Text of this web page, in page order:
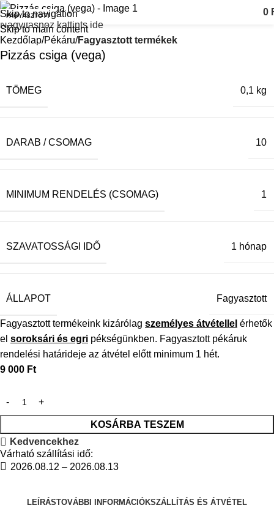
Skip to navigation
Skip to main content
0
FAGYASZTOTT
Nagyításhoz kattints ide
Kezdőlap Pékáru Fagyasztott termékek
Pizzás csiga (vega)
TÖMEG 0,1 kg
DARAB / CSOMAG 10
MINIMUM RENDELÉS (CSOMAG) 1
SZAVATOSSÁGI IDŐ 1 hónap
ÁLLAPOT Fagyasztott
Fagyasztott termékeink kizárólag személyes átvétellel érhetők
el soroksári és egri pékségünkben. Fagyasztott pékáruk
rendelési határideje az átvétel előtt minimum 1 hét.
9 000 Ft
KOSÁRBA TESZEM
Kedvencekhez
Várható szállítási idő:
2026.08.12 – 2026.08.13
LEÍRÁSTOVÁBBI INFORMÁCIÓKSZÁLLÍTÁS ÉS ÁTVÉTEL